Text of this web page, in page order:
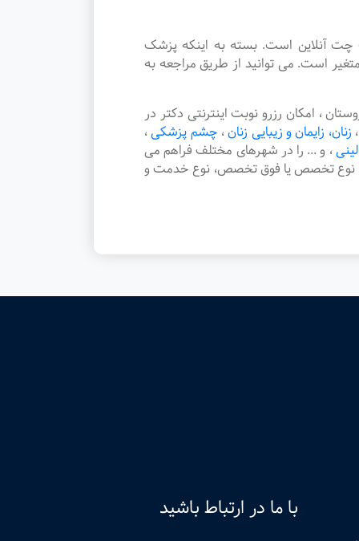
آنلاین است. بسته به اینکه پزشک
است. می توانید از طریق مراجعه به
، امکان رزرو نوبت اینترنتی دکتر در
، زنان، زایمان و زیبایی زنان، چشم پزشکی،
، و ... را در شهرهای مختلف فراهم می
نوع تخصص یا فوق تخصص، نوع خدمت و
با ما در ارتباط باشید